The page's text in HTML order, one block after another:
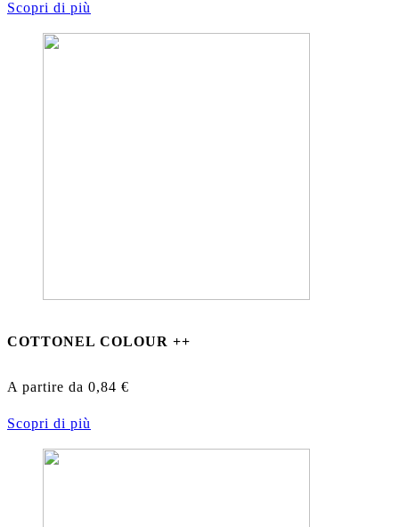
Scopri di più
COTTONEL COLOUR ++
A partire da 0,84 €
Scopri di più